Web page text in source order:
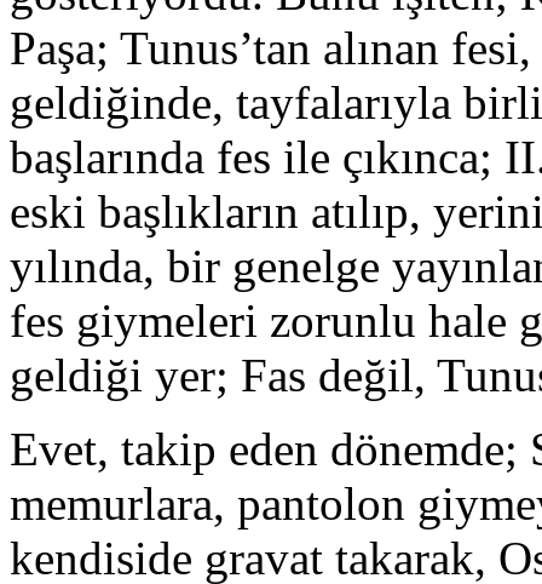
Paşa; Tunus’tan alınan
geldiğinde, tayfalarıyla
başlarında fes ile
eski başlıkların atılıp,
yılında, bir genelge
fes giymeleri zorunlu hale
geldiği yer; Fas değil,
Evet, takip eden
memurlara, pantolon
kendiside gravat takarak,